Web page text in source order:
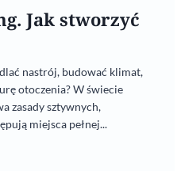
Jak stworzyć
nastrój, budować klimat,
otoczenia? W świecie
zasady sztywnych,
miejsca pełnej...